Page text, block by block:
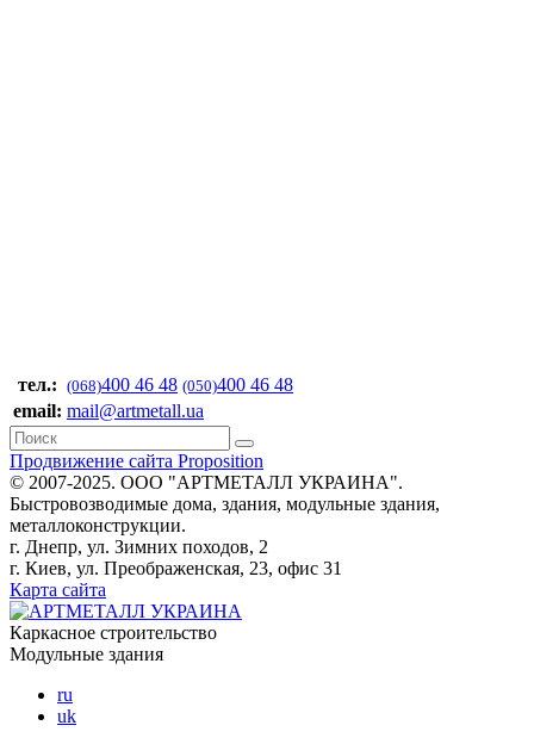
тел.: (068)400 46 48 (050)400 46 48
email: mail@artmetall.ua
Продвижение сайта Proposition
© 2007-2025. ООО "AРТМЕТАЛЛ УКРАИНА".
Быстровозводимые дома, здания, модульные здания,
металлоконструкции.
г. Днепр, ул. Зимних походов, 2
г. Киев, ул. Преображенская, 23, офис 31
Карта сайта
Каркасное строительство
Модульные здания
ru
uk